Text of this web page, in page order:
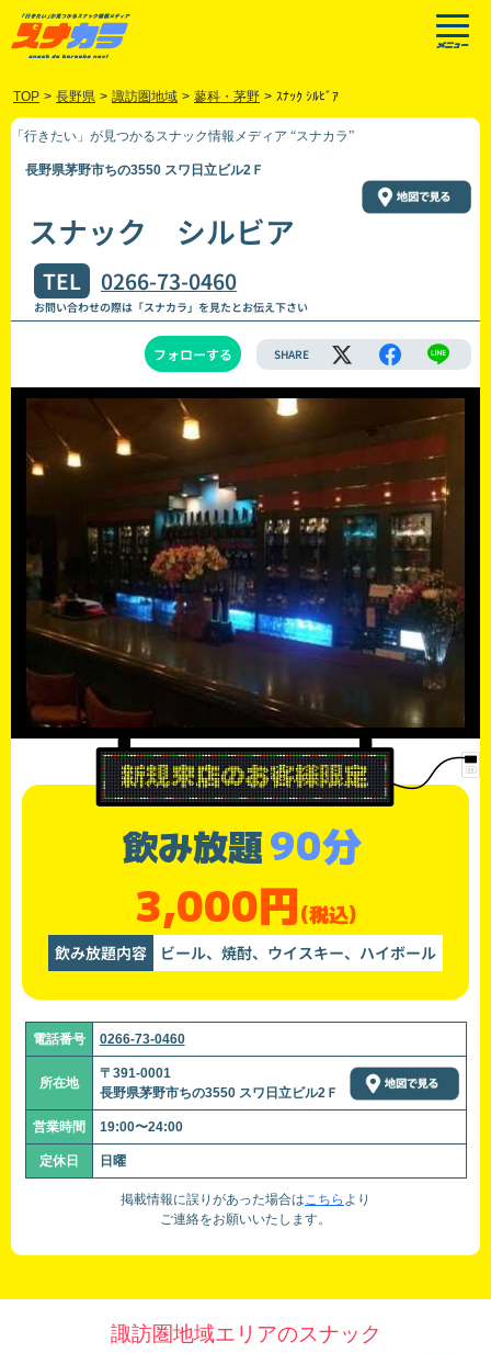
TOP > 長野県 > 諏訪圏地域 > 蓼科・茅野 > ｽﾅｯｸ ｼﾙﾋﾞｱ
「行きたい」が見つかるスナック情報メディア “スナカラ”
長野県茅野市ちの3550 スワ日立ビル2Ｆ
スナック シルビア
TEL 0266-73-0460
お問い合わせの際は「スナカラ」を見たとお伝え下さい
フォローする SHARE
飲み放題90分
3,000円(税込)
飲み放題内容 ビール、焼酎、ウイスキー、ハイボール
電話番号 0266-73-0460
所在地
〒391-0001
長野県茅野市ちの3550 スワ日立ビル2Ｆ
営業時間 19:00〜24:00
定休日 日曜
掲載情報に誤りがあった場合はこちら より
ご連絡をお願いいたします。
諏訪圏地域エリアのスナック